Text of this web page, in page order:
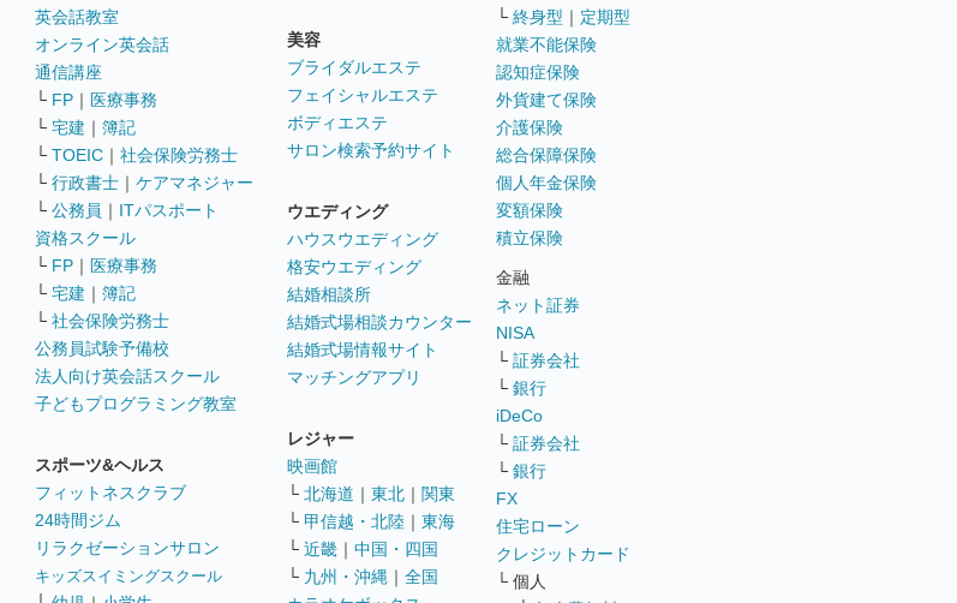
英会話教室
オンライン英会話
通信講座
└ FP ｜ 医療事務
└ 宅建 ｜ 簿記
└ TOEIC ｜ 社会保険労務士
└ 行政書士 ｜ ケアマネジャー
└ 公務員 ｜ ITパスポート
資格スクール
└ FP ｜ 医療事務
└ 宅建 ｜ 簿記
└ 社会保険労務士
公務員試験予備校
法人向け英会話スクール
子どもプログラミング教室
スポーツ&ヘルス
フィットネスクラブ
24時間ジム
リラクゼーションサロン
キッズスイミングスクール
美容
ブライダルエステ
フェイシャルエステ
ボディエステ
サロン検索予約サイト
ウエディング
ハウスウエディング
格安ウエディング
結婚相談所
結婚式場相談カウンター
結婚式場情報サイト
マッチングアプリ
レジャー
映画館
└ 北海道 ｜ 東北 ｜ 関東
└ 甲信越・北陸 ｜ 東海
└ 近畿 ｜ 中国・四国
└ 九州・沖縄 ｜ 全国
└ 終身型 ｜ 定期型
就業不能保険
認知症保険
外貨建て保険
介護保険
総合保障保険
個人年金保険
変額保険
積立保険
金融
ネット証券
NISA
└ 証券会社
└ 銀行
iDeCo
└ 証券会社
└ 銀行
FX
住宅ローン
クレジットカード
└ 個人